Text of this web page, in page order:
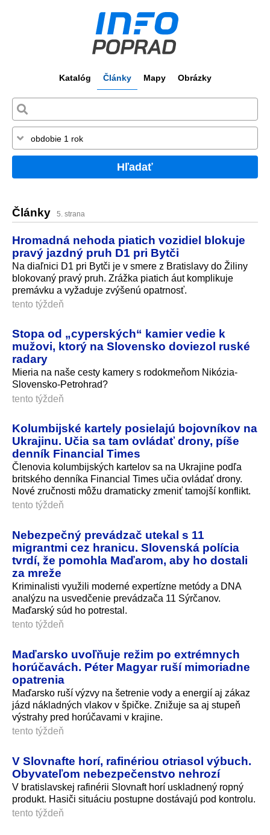
Katalóg Články Mapy Obrázky
Hľadať
Články 5. strana
Hromadná nehoda piatich vozidiel blokuje
pravý jazdný pruh D1 pri Bytči
Na diaľnici D1 pri Bytči je v smere z Bratislavy do Žiliny
blokovaný pravý pruh. Zrážka piatich áut komplikuje
premávku a vyžaduje zvýšenú opatrnosť.
tento týždeň
Stopa od „cyperských“ kamier vedie k
mužovi, ktorý na Slovensko doviezol ruské
radary
Mieria na naše cesty kamery s rodokmeňom Nikózia-
Slovensko-Petrohrad?
tento týždeň
Kolumbijské kartely posielajú bojovníkov na
Ukrajinu. Učia sa tam ovládať drony, píše
denník Financial Times
Členovia kolumbijských kartelov sa na Ukrajine podľa
britského denníka Financial Times učia ovládať drony.
Nové zručnosti môžu dramaticky zmeniť tamojší konflikt.
tento týždeň
Nebezpečný prevádzač utekal s 11
migrantmi cez hranicu. Slovenská polícia
tvrdí, že pomohla Maďarom, aby ho dostali
za mreže
Kriminalisti využili moderné expertízne metódy a DNA
analýzu na usvedčenie prevádzača 11 Sýrčanov.
Maďarský súd ho potrestal.
tento týždeň
Maďarsko uvoľňuje režim po extrémnych
horúčavách. Péter Magyar ruší mimoriadne
opatrenia
Maďarsko ruší výzvy na šetrenie vody a energií aj zákaz
jázd nákladných vlakov v špičke. Znižuje sa aj stupeň
výstrahy pred horúčavami v krajine.
tento týždeň
V Slovnafte horí, rafinériou otriasol výbuch.
Obyvateľom nebezpečenstvo nehrozí
V bratislavskej rafinérii Slovnaft horí uskladnený ropný
produkt. Hasiči situáciu postupne dostávajú pod kontrolu.
tento týždeň